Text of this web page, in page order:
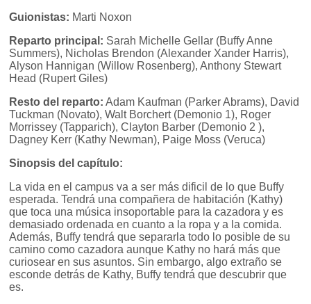
Guionistas: Marti Noxon
Reparto principal: Sarah Michelle Gellar (Buffy Anne
Summers), Nicholas Brendon (Alexander Xander Harris),
Alyson Hannigan (Willow Rosenberg), Anthony Stewart
Head (Rupert Giles)
Resto del reparto: Adam Kaufman (Parker Abrams), David
Tuckman (Novato), Walt Borchert (Demonio 1), Roger
Morrissey (Tapparich), Clayton Barber (Demonio 2 ),
Dagney Kerr (Kathy Newman), Paige Moss (Veruca)
Sinopsis del capítulo:
La vida en el campus va a ser más dificil de lo que Buffy
esperada. Tendrá una compañera de habitación (Kathy)
que toca una música insoportable para la cazadora y es
demasiado ordenada en cuanto a la ropa y a la comida.
Además, Buffy tendrá que separarla todo lo posible de su
camino como cazadora aunque Kathy no hará más que
curiosear en sus asuntos. Sin embargo, algo extraño se
esconde detrás de Kathy, Buffy tendrá que descubrir que
es.